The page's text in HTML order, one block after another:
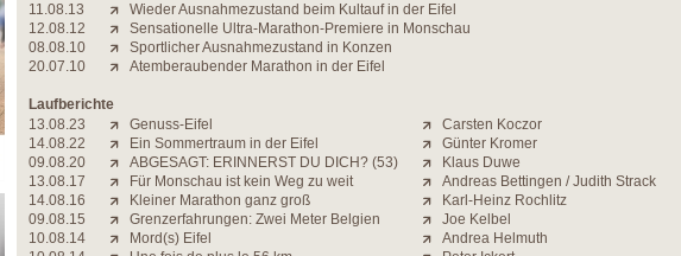
11.08.13
Wieder Ausnahmezustand beim Kultauf in der Eifel
12.08.12
Sensationelle Ultra-Marathon-Premiere in Monschau
08.08.10
Sportlicher Ausnahmezustand in Konzen
20.07.10
Atemberaubender Marathon in der Eifel
Laufberichte
13.08.23
Genuss-Eifel
Carsten Koczor
14.08.22
Ein Sommertraum in der Eifel
Günter Kromer
09.08.20
ABGESAGT: ERINNERST DU DICH? (53)
Klaus Duwe
13.08.17
Für Monschau ist kein Weg zu weit
Andreas Bettingen / Judith Strack
14.08.16
Kleiner Marathon ganz groß
Karl-Heinz Rochlitz
09.08.15
Grenzerfahrungen: Zwei Meter Belgien
Joe Kelbel
10.08.14
Mord(s) Eifel
Andrea Helmuth